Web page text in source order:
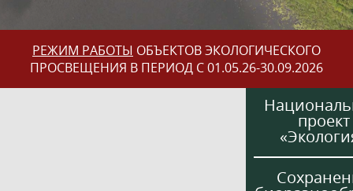
РЕЖИМ РАБОТЫ ОБЪЕКТОВ ЭКОЛОГИЧЕСКОГО
ПРОСВЕЩЕНИЯ В ПЕРИОД С 01.05.26-30.09.2026
проект